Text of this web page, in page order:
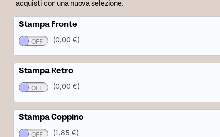
acquisti con una nuova selezione.
Stampa Fronte
(0,00 €)
Stampa Retro
(0,00 €)
Stampa Coppino
(1,85 €)